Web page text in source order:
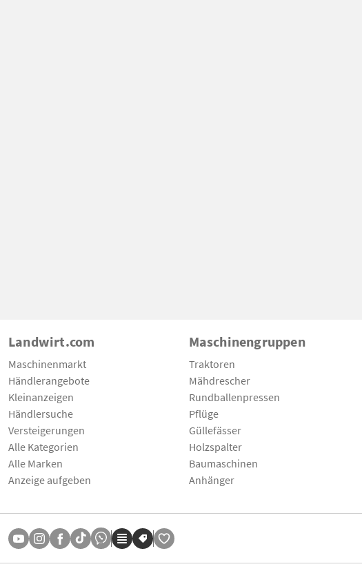
Landwirt.com
Maschinenmarkt
Händlerangebote
Kleinanzeigen
Händlersuche
Versteigerungen
Alle Kategorien
Alle Marken
Anzeige aufgeben
Maschinengruppen
Traktoren
Mähdrescher
Rundballenpressen
Pflüge
Güllefässer
Holzspalter
Baumaschinen
Anhänger